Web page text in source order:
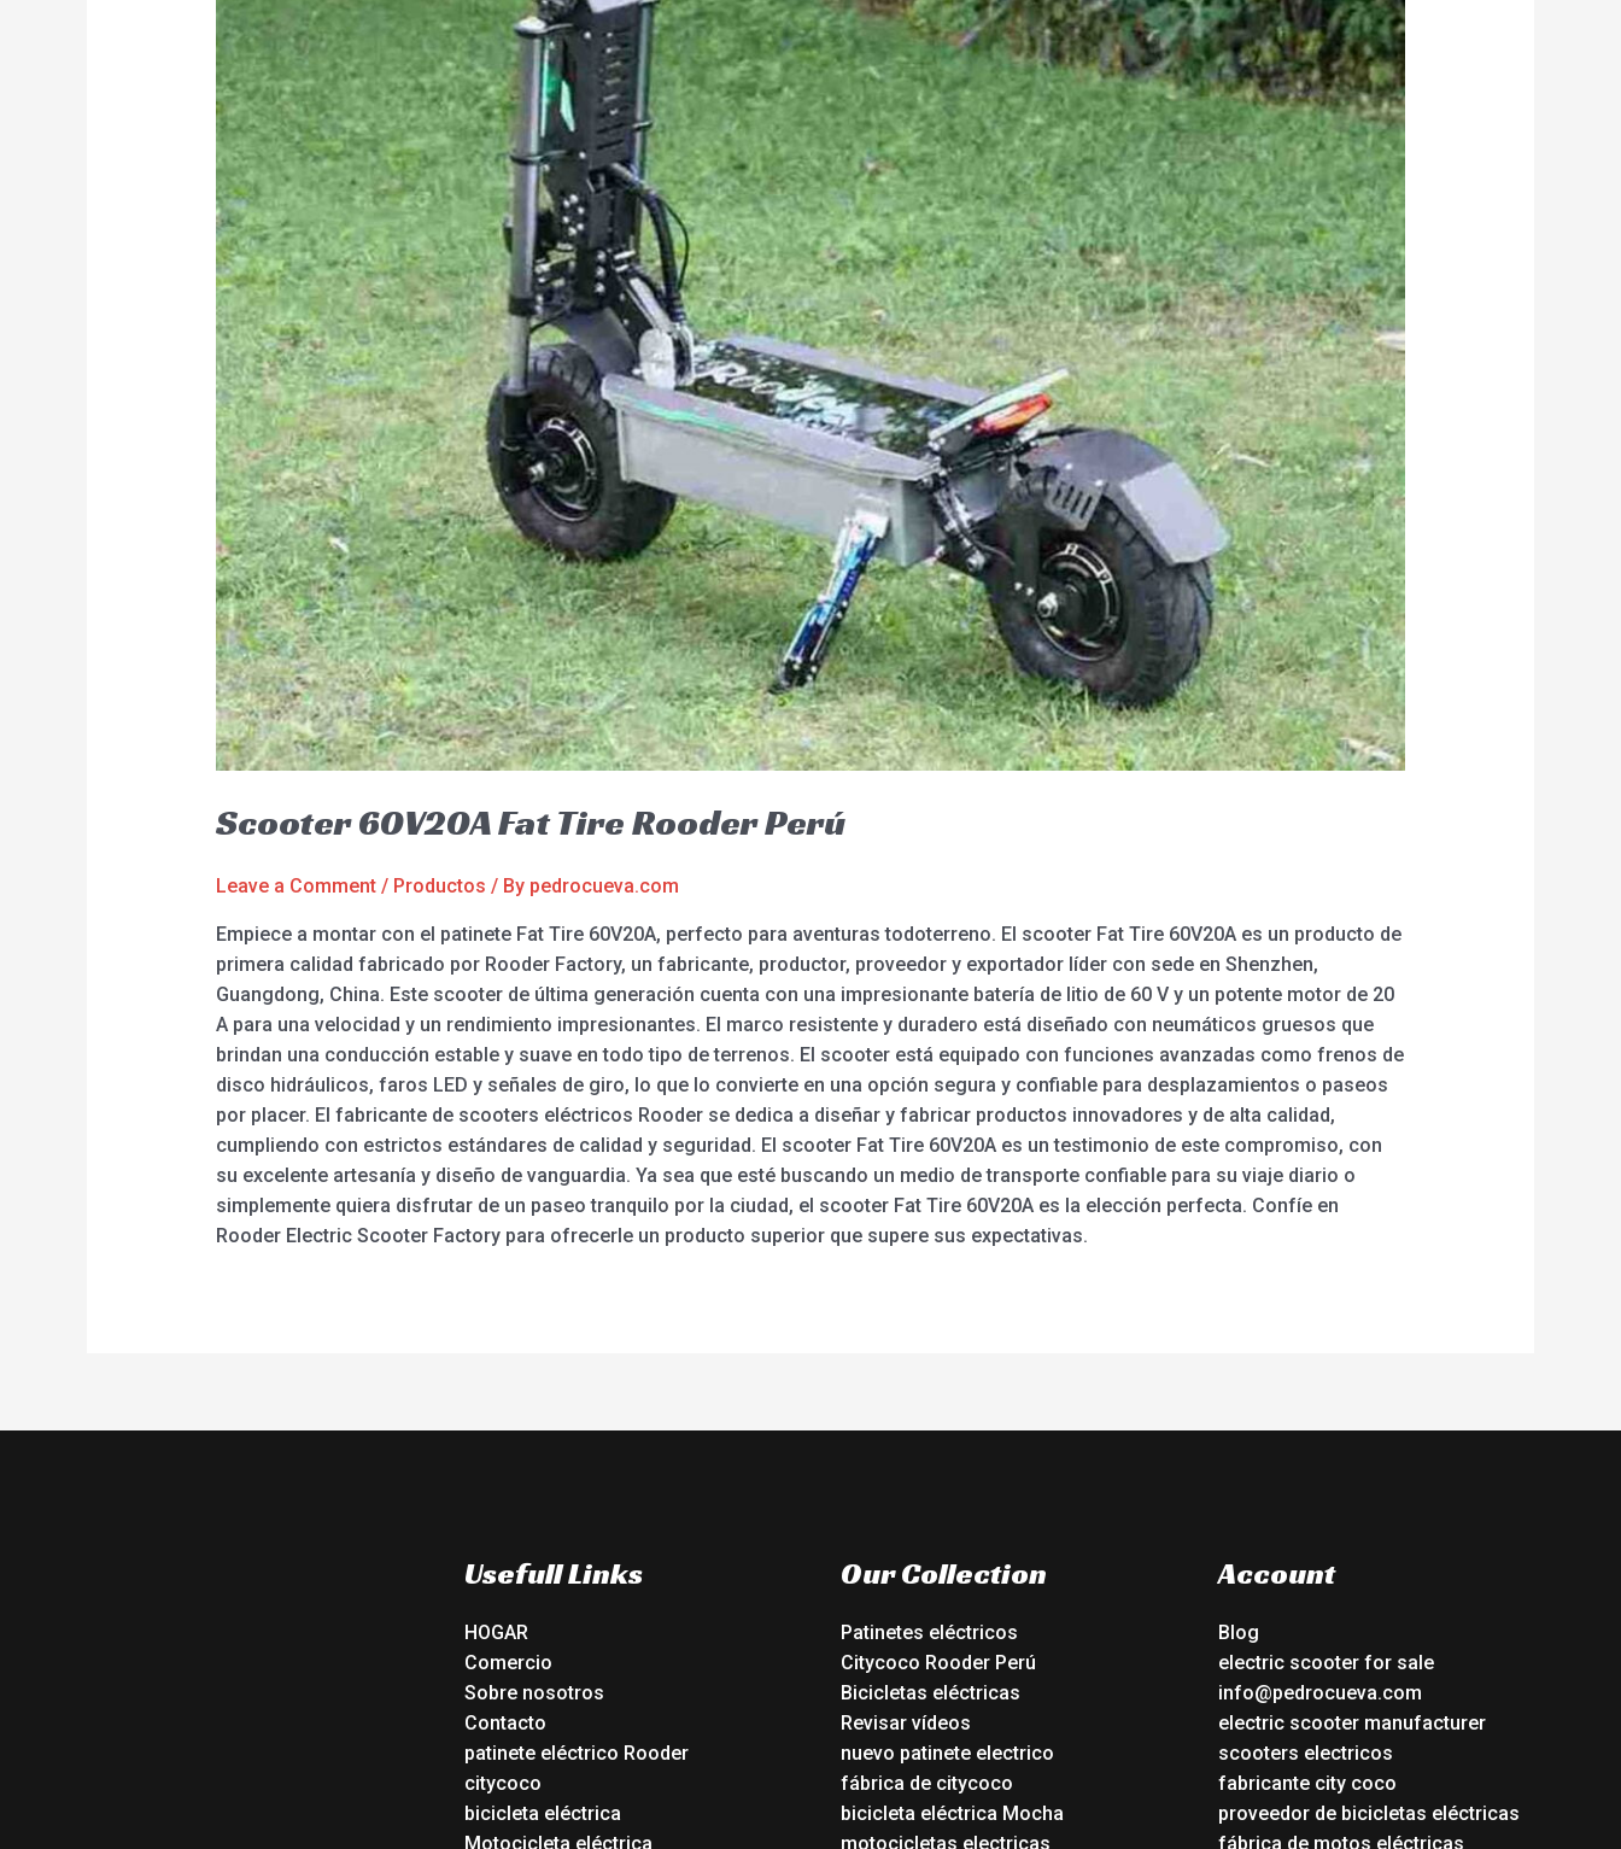
Scooter 60V20A Fat Tire Rooder Perú
Leave a Comment / Productos / By pedrocueva.com
Empiece a montar con el patinete Fat Tire 60V20A, perfecto para aventuras todoterreno. El scooter Fat Tire 60V20A es un producto de
primera calidad fabricado por Rooder Factory, un fabricante, productor, proveedor y exportador líder con sede en Shenzhen,
Guangdong, China. Este scooter de última generación cuenta con una impresionante batería de litio de 60 V y un potente motor de 20
A para una velocidad y un rendimiento impresionantes. El marco resistente y duradero está diseñado con neumáticos gruesos que
brindan una conducción estable y suave en todo tipo de terrenos. El scooter está equipado con funciones avanzadas como frenos de
disco hidráulicos, faros LED y señales de giro, lo que lo convierte en una opción segura y confiable para desplazamientos o paseos
por placer. El fabricante de scooters eléctricos Rooder se dedica a diseñar y fabricar productos innovadores y de alta calidad,
cumpliendo con estrictos estándares de calidad y seguridad. El scooter Fat Tire 60V20A es un testimonio de este compromiso, con
su excelente artesanía y diseño de vanguardia. Ya sea que esté buscando un medio de transporte confiable para su viaje diario o
simplemente quiera disfrutar de un paseo tranquilo por la ciudad, el scooter Fat Tire 60V20A es la elección perfecta. Confíe en
Rooder Electric Scooter Factory para ofrecerle un producto superior que supere sus expectativas.
Usefull Links
HOGAR
Comercio
Sobre nosotros
Contacto
patinete eléctrico Rooder
citycoco
bicicleta eléctrica
Motocicleta eléctrica
Our Collection
Patinetes eléctricos
Citycoco Rooder Perú
Bicicletas eléctricas
Revisar vídeos
nuevo patinete electrico
fábrica de citycoco
bicicleta eléctrica Mocha
motocicletas electricas
Account
Blog
electric scooter for sale
info@pedrocueva.com
electric scooter manufacturer
scooters electricos
fabricante city coco
proveedor de bicicletas eléctricas
fábrica de motos eléctricas